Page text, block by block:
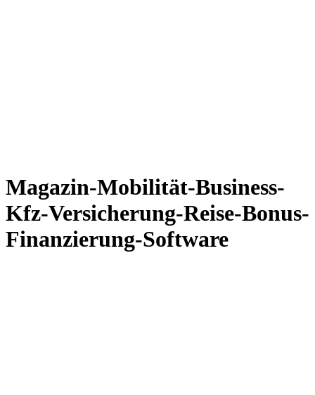
Magazin-Mobilität-Business-
Kfz-Versicherung-Reise-Bonus-
Finanzierung-Software